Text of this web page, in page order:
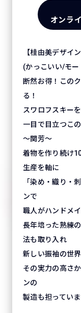
オンラ
【桂由美デザイ
(かっこいい/モ
断然お得！この
る！
スワロフスキー
一目で目立つこ
～関芳～
着物を作り続け
生産を軸に
「染め・織り・
ンで
職人がハンドメ
長年培った熟練
法も取り入れ
新しい振袖の世界
その実力の高さ
ンの
製造も担っていま